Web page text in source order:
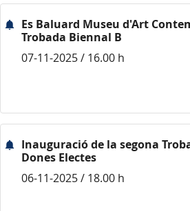
Es Baluard Museu d'Art
Trobada Biennal B
07-11-2025 / 16.00 h
Inauguració de la segona
Dones Electes
06-11-2025 / 18.00 h